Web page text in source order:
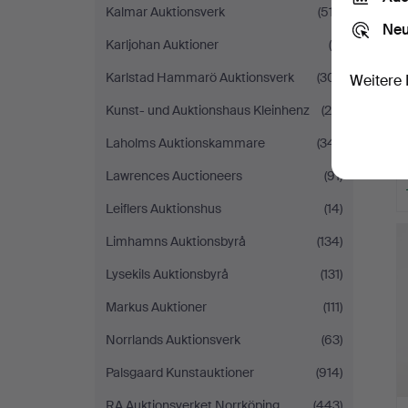
Kalmar Auktionsverk
(517)
Karljohan Auktioner
(9)
Karlstad Hammarö Auktionsverk
(301)
Kunst- und Auktionshaus Kleinhenz
(28)
Laholms Auktionskammare
(341)
Lawrences Auctioneers
(91)
Leiflers Auktionshus
(14)
Limhamns Auktionsbyrå
(134)
Lysekils Auktionsbyrå
(131)
Markus Auktioner
(111)
Norrlands Auktionsverk
(63)
Palsgaard Kunstauktioner
(914)
Weitere